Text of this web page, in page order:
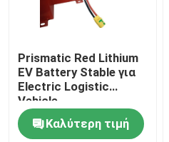
Prismatic Red Lithium
EV Battery Stable για
Electric Logistic
Vehicle
Καλύτερη τιμή